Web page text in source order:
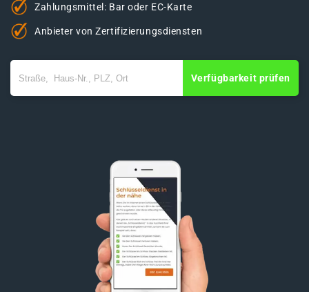
Zahlungsmittel: Bar oder EC-Karte
Anbieter von Zertifizierungsdiensten
Verfügbarkeit prüfen